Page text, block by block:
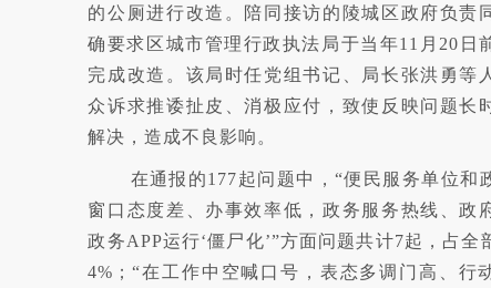
的公厕进行改造。陪同接访的陵城区政府负责
确要求区城市管理行政执法局于当年11月20日
完成改造。该局时任党组书记、局长张洪勇等
众诉求推诿扯皮、消极应付，致使反映问题长
解决，造成不良影响。
在通报的177起问题中，“便民服务单位和
窗口态度差、办事效率低，政务服务热线、政
政务APP运行‘僵尸化’”方面问题共计7起，占全
4%；“在工作中空喊口号，表态多调门高、行